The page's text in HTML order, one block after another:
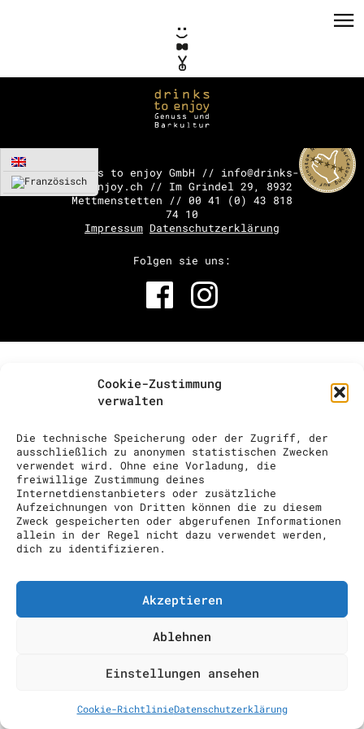
Cookie-Zustimmung
verwalten
Die technische Speicherung oder der Zugriff, der
ausschließlich zu anonymen statistischen Zwecken
verwendet wird. Ohne eine Vorladung, die
freiwillige Zustimmung deines
Internetdienstanbieters oder zusätzliche
Aufzeichnungen von Dritten können die zu diesem
Zweck gespeicherten oder abgerufenen Informationen
allein in der Regel nicht dazu verwendet werden,
dich zu identifizieren.
Akzeptieren
Ablehnen
Einstellungen ansehen
Cookie-RichtlinieDatenschutzerklärung
PRIVATE EVENTS
CORPORATE EVENTS
COCKTAIL SHOW
drinks to enjoy GmbH // info@drinks-
to-enjoy.ch // Im Grindel 29, 8932
Mettmenstetten // 00 41 (0) 43 818
74 10
Impressum Datenschutzerklärung
Folgen sie uns: